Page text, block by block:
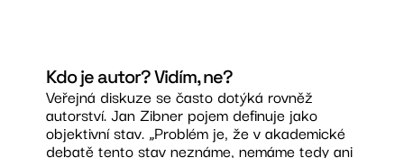
Kdo je autor? Vidím, ne?
Veřejná diskuze se často dotýká rovněž
autorství. Jan Zibner pojem definuje jako
objektivní stav. „Problém je, že v akademické
debatě tento stav neznáme, nemáme tedy ani